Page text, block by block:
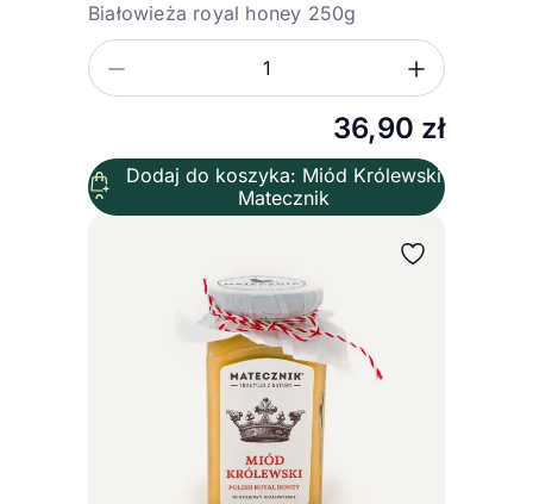
Białowieża royal honey 250g
36,90 zł
Zmniejsz ilość
Dodaj do koszyka: Miód Królewski
Matecznik